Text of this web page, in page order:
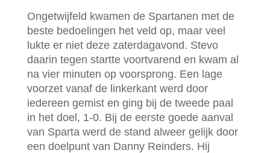
Ongetwijfeld kwamen de Spartanen met de
beste bedoelingen het veld op, maar veel
lukte er niet deze zaterdagavond. Stevo
daarin tegen startte voortvarend en kwam al
na vier minuten op voorsprong. Een lage
voorzet vanaf de linkerkant werd door
iedereen gemist en ging bij de tweede paal
in het doel, 1-0. Bij de eerste goede aanval
van Sparta werd de stand alweer gelijk door
een doelpunt van Danny Reinders. Hij